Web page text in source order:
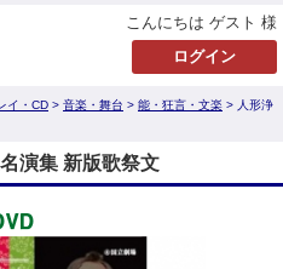
こんにちは ゲスト 様
イ・CD > 音楽・舞台 > 能・狂言・文楽 > 人形浄
演集 新版歌祭文